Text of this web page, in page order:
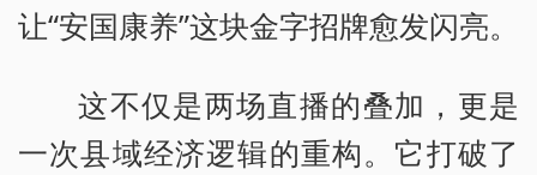
让“安国康养”这块金字招牌愈发闪亮。
这不仅是两场直播的叠加，更是
一次县域经济逻辑的重构。它打破了